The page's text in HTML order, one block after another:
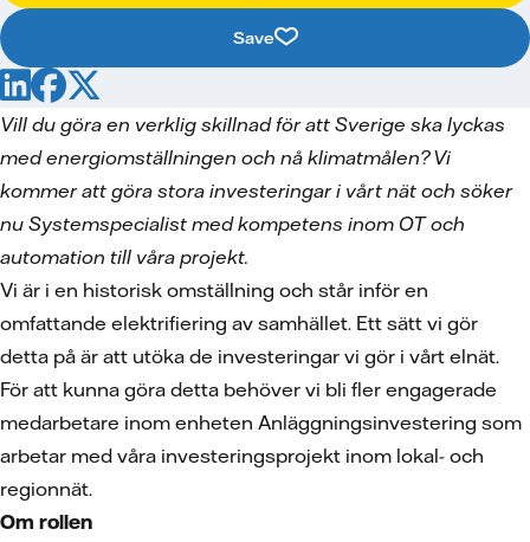
Save
Vill du göra en verklig skillnad för att Sverige ska lyckas
med energiomställningen och nå klimatmålen? Vi
kommer att göra stora investeringar i vårt nät och söker
nu Systemspecialist med kompetens inom OT och
automation till våra projekt.
Vi är i en historisk omställning och står inför en
omfattande elektrifiering av samhället. Ett sätt vi gör
detta på är att utöka de investeringar vi gör i vårt elnät.
För att kunna göra detta behöver vi bli fler engagerade
medarbetare inom enheten Anläggningsinvestering som
arbetar med våra investeringsprojekt inom lokal- och
regionnät.
Om rollen